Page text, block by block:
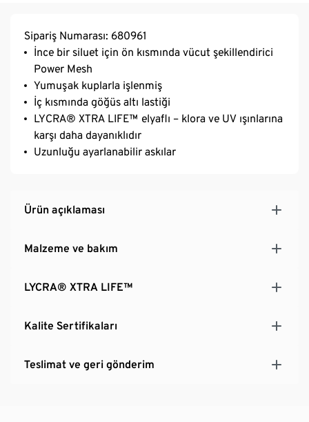
Sipariş Numarası: 680961
İnce bir siluet için ön kısmında vücut şekillendirici
Power Mesh
Yumuşak kuplarla işlenmiş
İç kısmında göğüs altı lastiği
LYCRA® XTRA LIFE™ elyaflı – klora ve UV ışınlarına
karşı daha dayanıklıdır
Uzunluğu ayarlanabilir askılar
Ürün açıklaması
Malzeme ve bakım
LYCRA® XTRA LIFE™
Kalite Sertifikaları
Teslimat ve geri gönderim